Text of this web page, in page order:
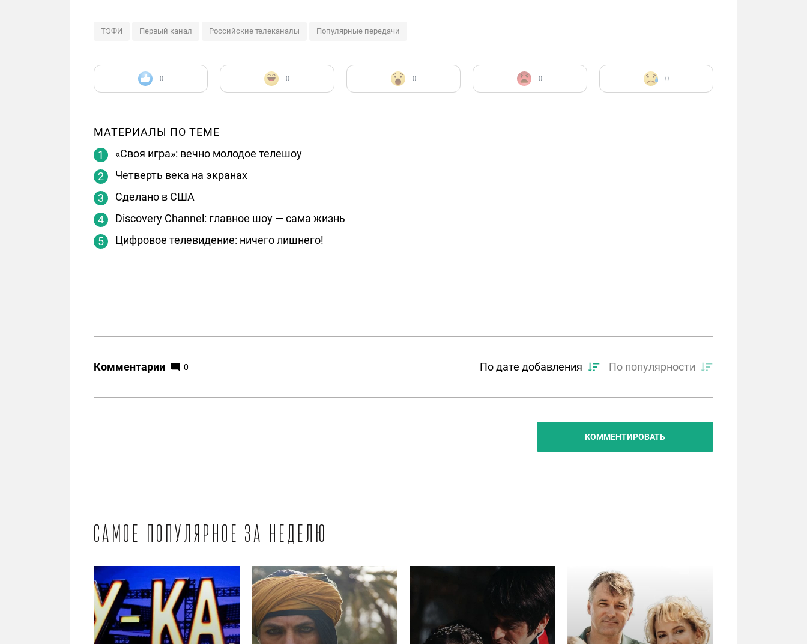
ТЭФИ Первый канал Российские телеканалы Популярные передачи
0 0 0 0 0
МАТЕРИАЛЫ ПО ТЕМЕ
«Своя игра»: вечно молодое телешоу
Четверть века на экранах
Сделано в США
Discovery Channel: главное шоу — сама жизнь
Цифровое телевидение: ничего лишнего!
Комментарии 0 По дате добавления По популярности
КОММЕНТИРОВАТЬ
Самое популярное за неделю